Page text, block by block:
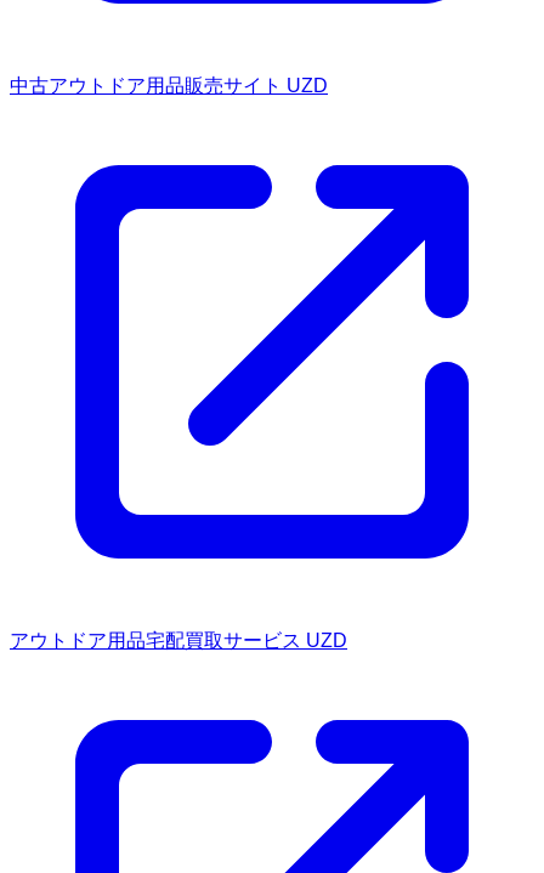
中古アウトドア用品販売サイト UZD
アウトドア用品宅配買取サービス UZD